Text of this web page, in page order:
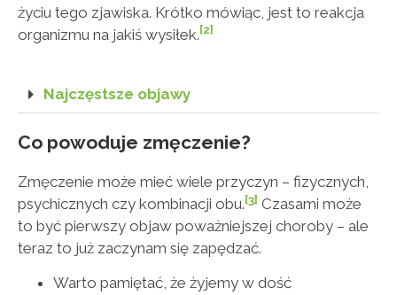
życiu tego zjawiska. Krótko mówiąc, jest to reakcja
organizmu na jakiś wysiłek. [2]
Najczęstsze objawy
Co powoduje zmęczenie?
Zmęczenie może mieć wiele przyczyn – fizycznych,
psychicznych czy kombinacji obu.[3] Czasami może
to być pierwszy objaw poważniejszej choroby – ale
teraz to już zaczynam się zapędzać.
Warto pamiętać, że żyjemy w dość